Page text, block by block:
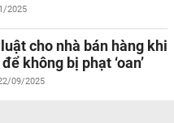
2025
cho nhà bán hàng khi
không bị phạt ‘oan’
09/2025